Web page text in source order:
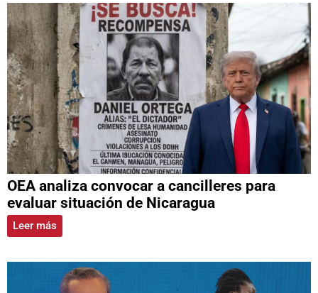
OEA analiza convocar a cancilleres para
evaluar situación de Nicaragua
Leer más